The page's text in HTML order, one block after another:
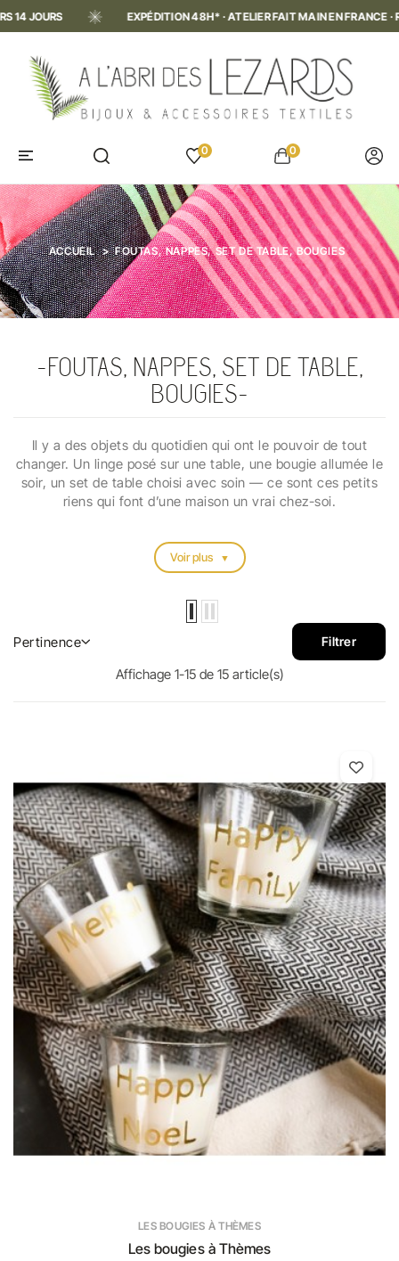
FAIT MAIN EN FRANCE · RETOURS 14 JOURS EXPÉDITION
0 0
ACCUEIL FOUTAS, NAPPES, SET DE TABLE, BOUGIES
FOUTAS, NAPPES, SET DE TABLE,
BOUGIES
Il y a des objets du quotidien qui ont le pouvoir de tout
changer. Un linge posé sur une table, une bougie allumée le
soir, un set de table choisi avec soin — ce sont ces petits
riens qui font d’une maison un vrai chez-soi.
Voir plus
Pertinence Filtrer
Affichage 1-15 de 15 article(s)
LES BOUGIES À THÈMES
Les bougies à Thèmes